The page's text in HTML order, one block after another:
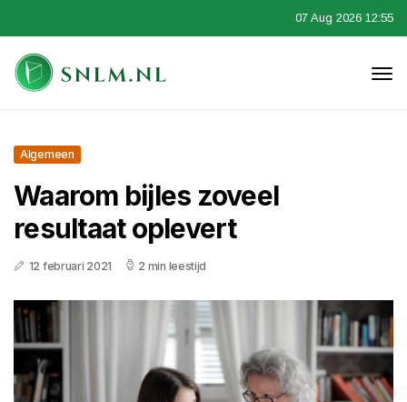
07 Aug 2026 12:55
Algemeen
Waarom bijles zoveel
resultaat oplevert
12 februari 2021 2 min leestijd